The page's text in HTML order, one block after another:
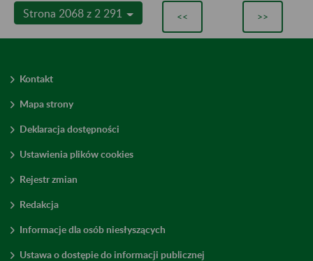
Strona 2068 z 2 291 << >>
Kontakt
Mapa strony
Deklaracja dostępności
Ustawienia plików cookies
Rejestr zmian
Redakcja
Informacje dla osób niesłyszących
Ustawa o dostępie do informacji publicznej